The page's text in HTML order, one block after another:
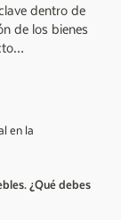
dentro de
de los bienes
¿Qué debes